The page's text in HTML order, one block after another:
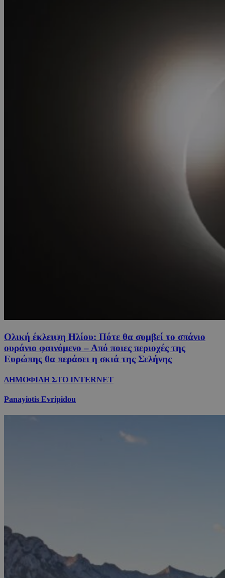
Ολική έκλειψη Ηλίου: Πότε θα συμβεί το σπάνιο
ουράνιο φαινόμενο – Από ποιες περιοχές της
Ευρώπης θα περάσει η σκιά της Σελήνης
ΔΗΜΟΦΙΛΗ ΣΤΟ INTERNET
Panayiotis Evripidou